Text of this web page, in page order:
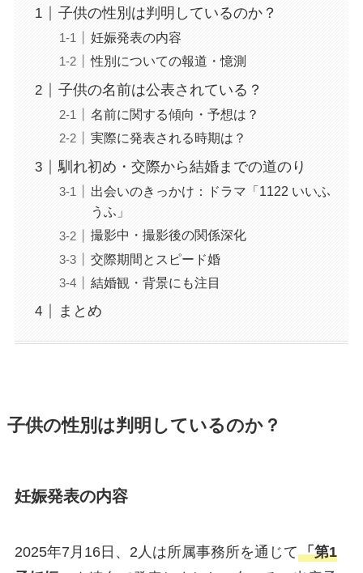
子供の性別は判明しているのか？
妊娠発表の内容
性別についての報道・憶測
子供の名前は公表されている？
名前に関する傾向・予想は？
実際に発表される時期は？
馴れ初め・交際から結婚までの道のり
出会いのきっかけ：ドラマ「1122 いいふ
うふ」
撮影中・撮影後の関係深化
交際期間とスピード婚
結婚観・背景にも注目
まとめ
子供の性別は判明しているのか？
妊娠発表の内容
2025年7月16日、2人は所属事務所を通じて「第1